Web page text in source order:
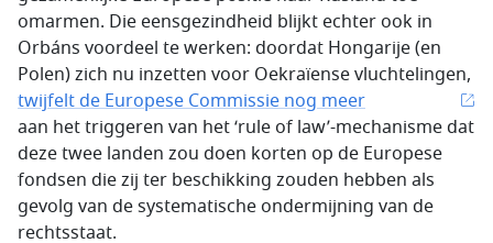
omarmen. Die eensgezindheid blijkt echter ook in
Orbáns voordeel te werken: doordat Hongarije (en
Polen) zich nu inzetten voor Oekraïense vluchtelingen,
twijfelt de Europese Commissie nog meer
aan het triggeren van het ‘rule of law’-mechanisme dat
deze twee landen zou doen korten op de Europese
fondsen die zij ter beschikking zouden hebben als
gevolg van de systematische ondermijning van de
rechtsstaat.